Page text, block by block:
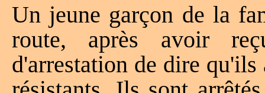
Un jeune garçon de la
route, après avoir
d'arrestation de dire qu'ils